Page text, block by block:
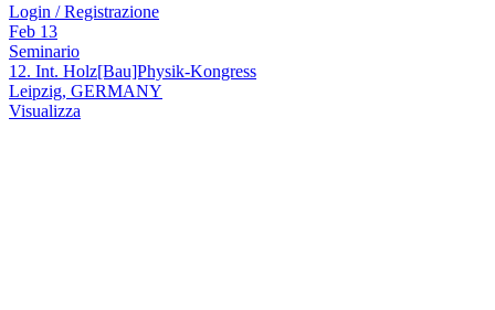
Login / Registrazione
Feb 13
Seminario
12. Int. Holz[Bau]Physik-Kongress
Leipzig, GERMANY
Visualizza